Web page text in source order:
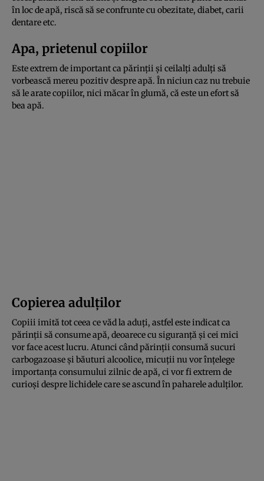
în loc de apă, riscă să se confrunte cu obezitate, diabet, carii
dentare etc.
Apa, prietenul copiilor
Este extrem de important ca părinţii şi ceilalţi adulţi să
vorbească mereu pozitiv despre apă. În niciun caz nu trebuie
să le arate copiilor, nici măcar în glumă, că este un efort să
bea apă.
Copierea adulţilor
Copiii imită tot ceea ce văd la aduţi, astfel este indicat ca
părinţii să consume apă, deoarece cu siguranţă şi cei mici
vor face acest lucru. Atunci când părinţii consumă sucuri
carbogazoase şi băuturi alcoolice, micuţii nu vor înţelege
importanţa consumului zilnic de apă, ci vor fi extrem de
curioşi despre lichidele care se ascund în paharele adulţilor.